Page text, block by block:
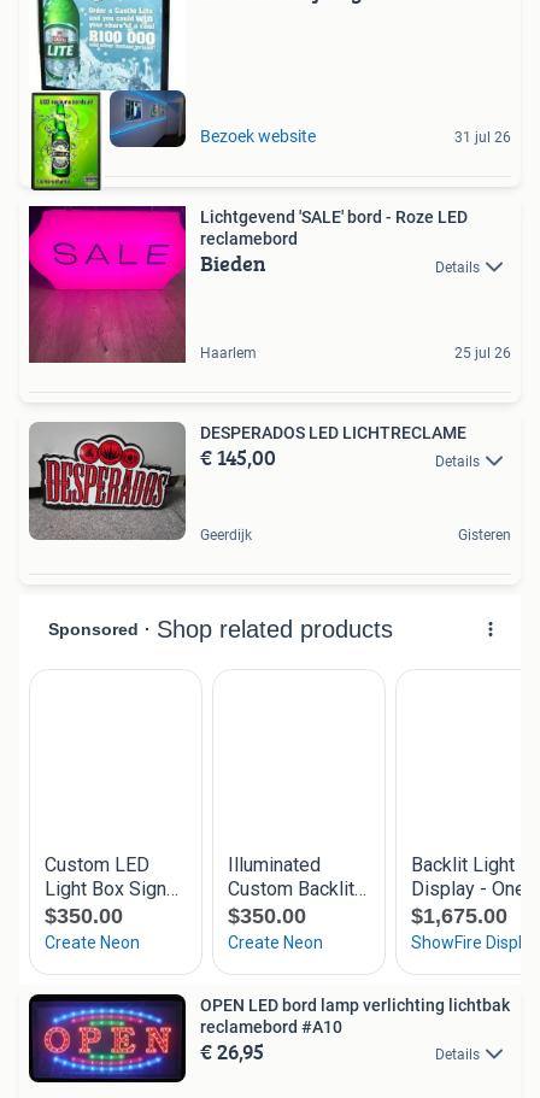
Bezoek website 31 jul 26
Lichtgevend 'SALE' bord - Roze LED
reclamebord
Bieden Details
Haarlem 25 jul 26
DESPERADOS LED LICHTRECLAME
€ 145,00 Details
Geerdijk Gisteren
OPEN LED bord lamp verlichting lichtbak
reclamebord #A10
€ 26,95 Details